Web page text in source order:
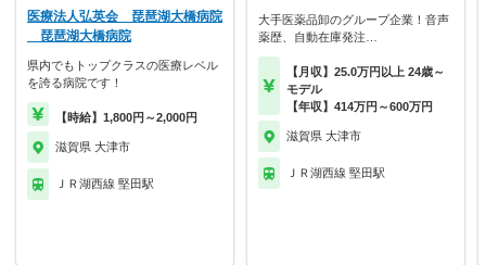
医療法人弘英会 琵琶湖大橋病院
琵琶湖大橋病院
県内でもトップクラスの医療レベル
を誇る病院です！
【時給】1,800円～2,000円
滋賀県 大津市
ＪＲ湖西線 堅田駅
大手医薬品卸のグループ企業！音声
薬歴、自動在庫発注…
【月収】25.0万円以上 24歳～
モデル
【年収】414万円～600万円
滋賀県 大津市
ＪＲ湖西線 堅田駅